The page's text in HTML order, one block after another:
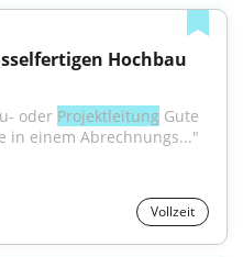
Hochbau
oder Projektleitung Gute
in einem Abrechnungs..."
Vollzeit